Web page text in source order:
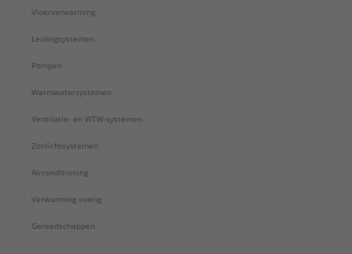
Vloerverwarming
Leidingsystemen
Pompen
Warmwatersystemen
Ventilatie- en WTW-systemen
Zonlichtsystemen
Airconditioning
Verwarming overig
Gereedschappen